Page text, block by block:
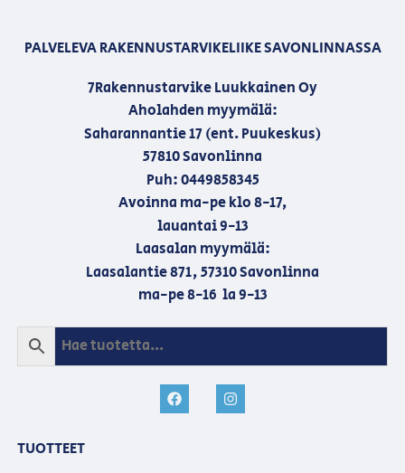
PALVELEVA RAKENNUSTARVIKELIIKE SAVONLINNASSA
7Rakennustarvike Luukkainen Oy
Aholahden myymälä:
Saharannantie 17 (ent. Puukeskus)
57810 Savonlinna
Puh: 0449858345
Avoinna ma-pe klo 8-17,
lauantai 9-13
Laasalan myymälä:
Laasalantie 871, 57310 Savonlinna
ma-pe 8-16 la 9-13
TUOTTEET